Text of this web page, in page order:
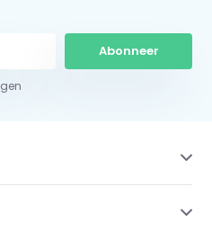
Abonneer